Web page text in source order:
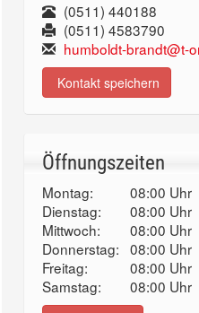
(0511) 440188
(0511) 4583790
humboldt-brandt@t-
Kontakt speichern
Öffnungszeiten
Montag: 08:00 Uhr
Dienstag:
08:00 Uhr
Mittwoch:
08:00 Uhr
Donnerstag: 08:00 Uhr
Freitag:
08:00 Uhr
Samstag:
08:00 Uhr